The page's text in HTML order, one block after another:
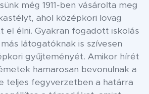
még 1911-ben vásárolta meg
ahol középkori lovag
el élni. Gyakran fogadott iskolás
látogatóknak is szívesen
gyűjteményét. Amikor hírét
hamarosan bevonulnak a
teljes fegyverzetben a határra